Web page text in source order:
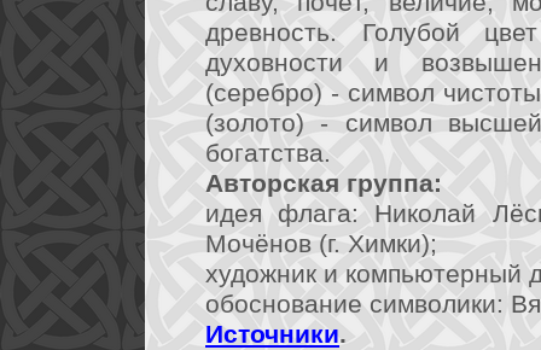
древность. Голубой
духовности и
(серебро) - символ
(золото) - символ
богатства.
Авторская группа:
идея флага: Николай
Мочёнов (г. Химки);
художник и компьютерный
обоснование символики:
Источники.